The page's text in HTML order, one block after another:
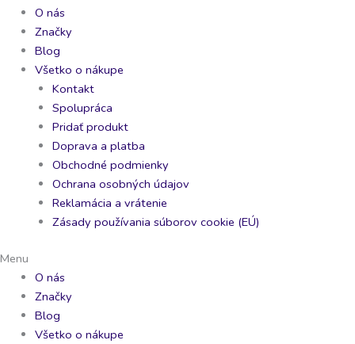
O nás
Značky
Blog
Všetko o nákupe
Kontakt
Spolupráca
Pridať produkt
Doprava a platba
Obchodné podmienky
Ochrana osobných údajov
Reklamácia a vrátenie
Zásady používania súborov cookie (EÚ)
Menu
O nás
Značky
Blog
Všetko o nákupe